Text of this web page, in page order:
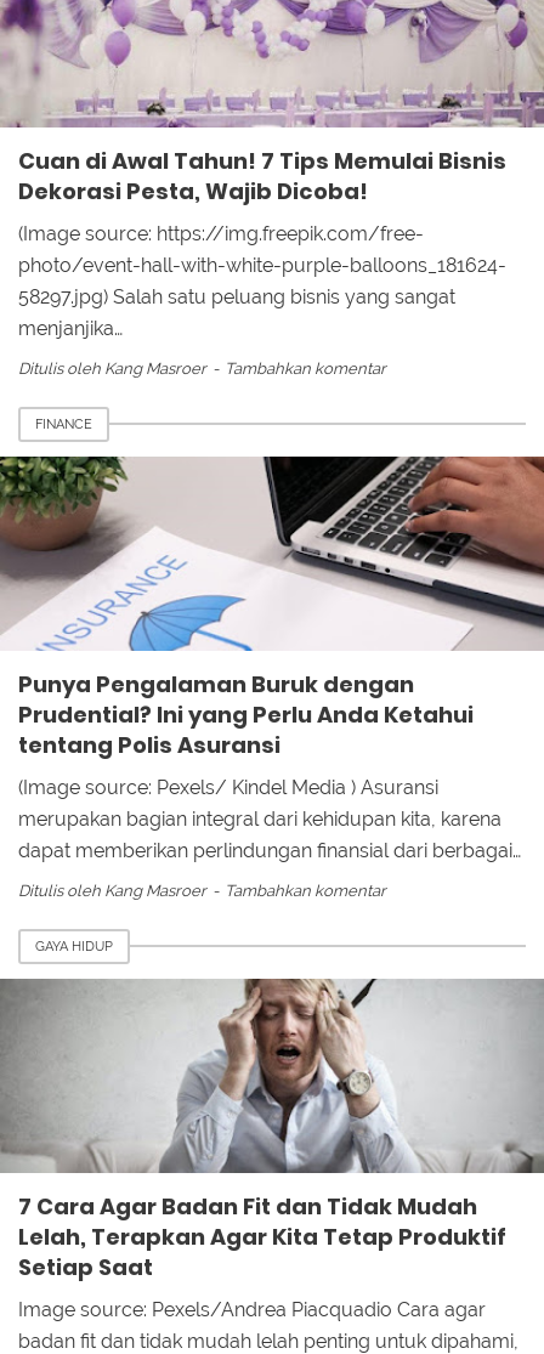
Cuan di Awal Tahun! 7 Tips Memulai Bisnis
Dekorasi Pesta, Wajib Dicoba!
(Image source: https://img.freepik.com/free-
photo/event-hall-with-white-purple-balloons_181624-
58297.jpg) Salah satu peluang bisnis yang sangat
menjanjika…
Ditulis oleh Kang Masroer Tambahkan komentar
FINANCE
Punya Pengalaman Buruk dengan
Prudential? Ini yang Perlu Anda Ketahui
tentang Polis Asuransi
(Image source: Pexels/ Kindel Media ) Asuransi
merupakan bagian integral dari kehidupan kita, karena
dapat memberikan perlindungan finansial dari berbagai…
Ditulis oleh Kang Masroer Tambahkan komentar
GAYA HIDUP
7 Cara Agar Badan Fit dan Tidak Mudah
Lelah, Terapkan Agar Kita Tetap Produktif
Setiap Saat
Image source: Pexels/Andrea Piacquadio Cara agar
badan fit dan tidak mudah lelah penting untuk dipahami,